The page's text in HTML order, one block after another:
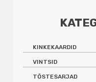
KINKEKAARDID
VINTSID
TÕSTESARJAD